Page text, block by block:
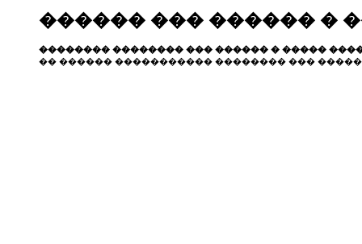
������ ��� ������ �
�������� �������� ��� ������ � �����
�� ������ ����������� �������� ���